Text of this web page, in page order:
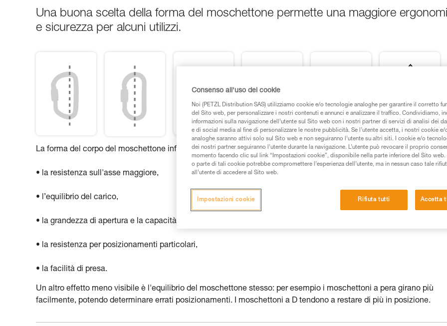
Una buona scelta della forma del moschettone permette una maggiore
e sicurezza per alcuni utilizzi.
La forma del corpo del moschettone influisce su:
• la resistenza sull'asse maggiore,
• l’equilibrio del carico,
• la grandezza di apertura e la capacità,
• la resistenza per posizionamenti particolari,
• la facilità di presa.
Un altro effetto meno visibile è l'equilibrio del moschettone stesso: per esempio i moschettoni a pera girano più
facilmente, potendo determinare errati posizionamenti. I moschettoni a D tendono a restare di più in posizione.
Consenso all'uso dei cookie
Noi (PETZL Distribution SAS) utilizziamo cookie e/o tecnologie analoghe per garantire il corretto
del Sito web, per personalizzare i nostri contenuti e annunci e analizzare il traffico. Condividiamo,
informazioni sulla navigazione dell’utente sul Sito web con i nostri partner di servizi di analisi dei
e di social media al fine di personalizzare le nostre pubblicità. Se l’utente accetta, i nostri cookie
analoghe saranno attivi solo sul Sito web e non seguiranno l’utente su altri siti. I cookie e/o
dei nostri partner seguiranno l’utente durante la navigazione. L’utente può revocare il proprio
momento facendo clic sul link “Impostazioni cookie”, disponibile nella parte inferiore del Sito
o parte di tali cookie potrebbe compromettere l’esperienza dell’utente, ma in nessun caso tale
all’utente di accedere al Sito web.
Rifiuta tutti Accetta
Impostazioni cookie